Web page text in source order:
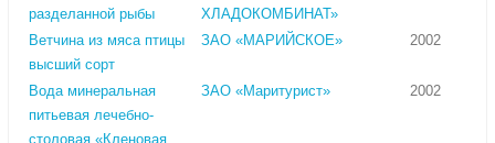
разделанной рыбы
ХЛАДОКОМБИНАТ»
Ветчина из мяса птицы
высший сорт
ЗАО «МАРИЙСКОЕ» 2002
Вода минеральная
питьевая лечебно-
столовая «Кленовая
ЗАО «Маритурист» 2002